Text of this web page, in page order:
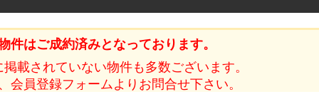
件はご成約済みとなっております。
載されていない物件も多数ございます。
会員登録フォームよりお問合せ下さい。